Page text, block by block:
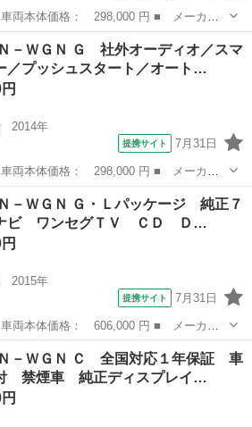
－ＷＧＮ ■ グレード名： Ｇ ナビ
ダー／スマートキー／プッシュスタート
－ＷＧＮ Ｇ 社外オーディオ／スマ
／プッシュスタート／オート…
2014年
提携サイト 7月31日
－ＷＧＮ ■ グレード名： Ｇ 社外
プッシュスタート／オートエアコン／社
－ＷＧＮ Ｇ・Ｌパッケージ 純正７
ビ ワンセグＴＶ ＣＤ Ｄ…
2015年
提携サイト 7月31日
－ＷＧＮ ■ グレード名： Ｇ・Ｌパ
ビ ワンセグＴＶ ＣＤ ＤＶＤ ＢＴ
－ＷＧＮ Ｃ 全国対応１年保証 車
禁煙車 純正ディスプレイ…